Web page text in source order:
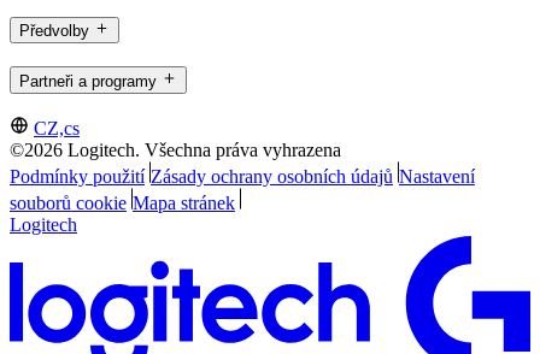
Předvolby
Partneři a programy
CZ,cs
©2026 Logitech. Všechna práva vyhrazena
Podmínky použití Zásady ochrany osobních údajů Nastavení
souborů cookie Mapa stránek
Logitech